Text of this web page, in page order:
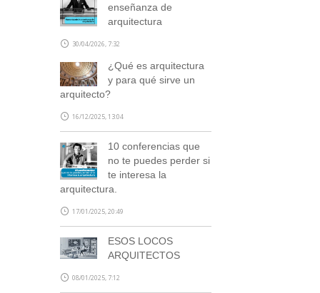
enseñanza de
arquitectura
30/04/2026, 7:32
¿Qué es arquitectura
y para qué sirve un
arquitecto?
16/12/2025, 13:04
10 conferencias que
no te puedes perder si
te interesa la
arquitectura.
17/01/2025, 20:49
ESOS LOCOS
ARQUITECTOS
08/01/2025, 7:12